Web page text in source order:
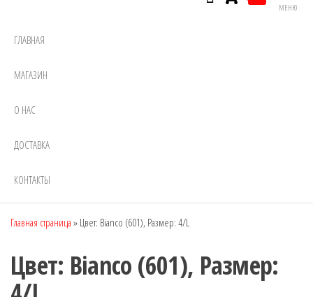
МЕНЮ
ГЛАВНАЯ
МАГАЗИН
О НАС
ДОСТАВКА
КОНТАКТЫ
Главная страница » Цвет: Bianco (601), Размер: 4/L
Цвет: Bianco (601), Размер: